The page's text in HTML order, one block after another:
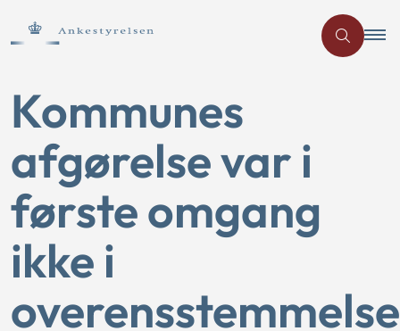
Kommunes
afgørelse var i
første omgang
ikke i
overensstemmelse